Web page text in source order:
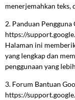
menerjemahkan teks,
2. Panduan Pengguna
https://
Halaman ini
yang lengkap dan
penggunaan yang
3. Forum Bantuan
https://